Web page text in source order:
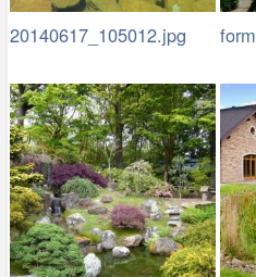
20140617_105012.jpg